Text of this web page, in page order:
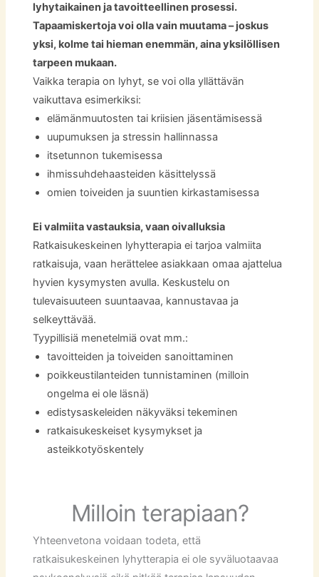
lyhytaikainen ja tavoitteellinen prosessi.
Tapaamiskertoja voi olla vain muutama – joskus
yksi, kolme tai hieman enemmän, aina yksilöllisen
tarpeen mukaan.
Vaikka terapia on lyhyt, se voi olla yllättävän
vaikuttava esimerkiksi:
elämänmuutosten tai kriisien jäsentämisessä
uupumuksen ja stressin hallinnassa
itsetunnon tukemisessa
ihmissuhdehaasteiden käsittelyssä
omien toiveiden ja suuntien kirkastamisessa
Ei valmiita vastauksia, vaan oivalluksia
Ratkaisukeskeinen lyhytterapia ei tarjoa valmiita
ratkaisuja, vaan herättelee asiakkaan omaa ajattelua
hyvien kysymysten avulla. Keskustelu on
tulevaisuuteen suuntaavaa, kannustavaa ja
selkeyttävää.
Tyypillisiä menetelmiä ovat mm.:
tavoitteiden ja toiveiden sanoittaminen
poikkeustilanteiden tunnistaminen (milloin
ongelma ei ole läsnä)
edistysaskeleiden näkyväksi tekeminen
ratkaisukeskeiset kysymykset ja
asteikkotyöskentely
Milloin terapiaan?
Yhteenvetona voidaan todeta, että
ratkaisukeskeinen lyhytterapia ei ole syväluotaavaa